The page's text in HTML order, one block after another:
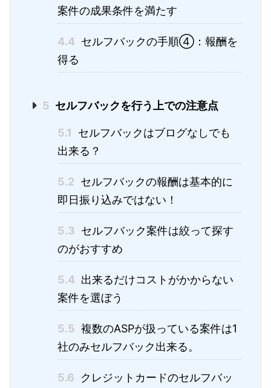
案件の成果条件を満たす
4.4 セルフバックの手順④：報酬を
得る
5 セルフバックを行う上での注意点
5.1
セルフバックはブログなしでも
出来る？
5.2 セルフバックの報酬は基本的に
即日振り込みではない！
5.3 セルフバック案件は絞って探す
のがおすすめ
5.4 出来るだけコストがかからない
案件を選ぼう
5.5 複数のASPが扱っている案件は1
社のみセルフバック出来る。
5.6
クレジットカードのセルフバッ